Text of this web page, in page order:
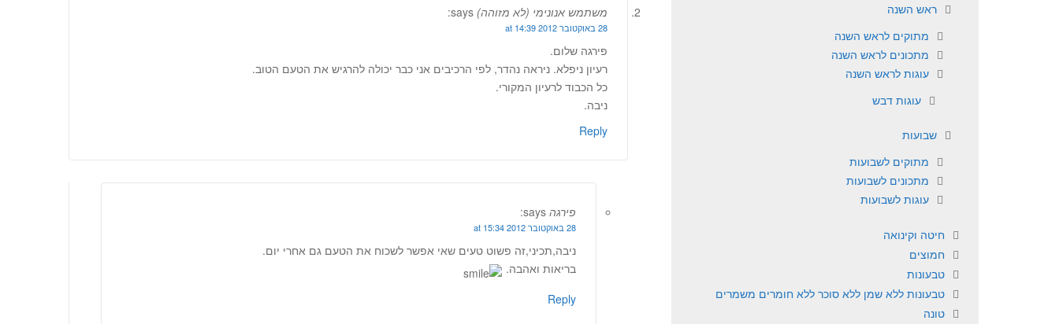
משתמש אנונימי (לא מזוהה) says:
28 באוקטובר 2012 at 14:39
פירגה שלום.
רעיון ניפלא. ניראה נהדר, לפי הרכיבים אני כבר יכולה להרגיש את הטעם הטוב.
כל הכבוד לרעיון המקורי.
ניבה.
Reply
פירגה says:
28 באוקטובר 2012 at 15:34
ניבה,תכיני,זה פשוט טעים שאי אפשר לשכוח את הטעם גם אחרי יום.
בריאות ואהבה.
Reply
ראש השנה
מתוקים לראש השנה
מתכונים לראש השנה
עוגות לראש השנה
עוגות דבש
שבועות
מתוקים לשבועות
מתכונים לשבועות
עוגות לשבועות
חיטה וקינואה
חמוצים
טבעונות
טבעונות ללא שמן ללא סוכר ללא חומרים משמרים
טונה